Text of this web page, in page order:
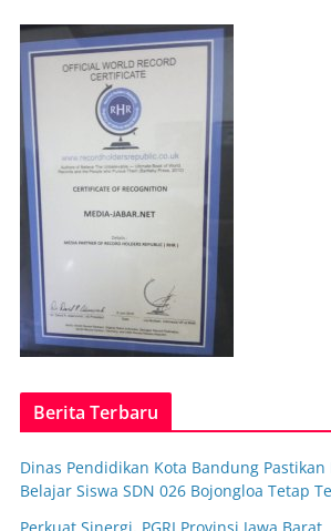
Berita Terbaru
Dinas Pendidikan Kota Bandung Pastikan
Belajar Siswa SDN 026 Bojongloa Tetap